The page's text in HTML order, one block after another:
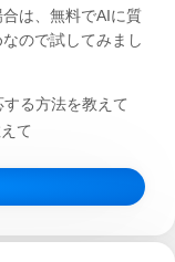
は、無料でAIに質
ので試してみまし
る方法を教えて
て